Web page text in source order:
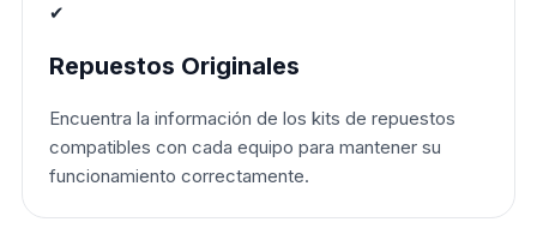
✔
Repuestos Originales
Encuentra la información de los kits de repuestos
compatibles con cada equipo para mantener su
funcionamiento correctamente.